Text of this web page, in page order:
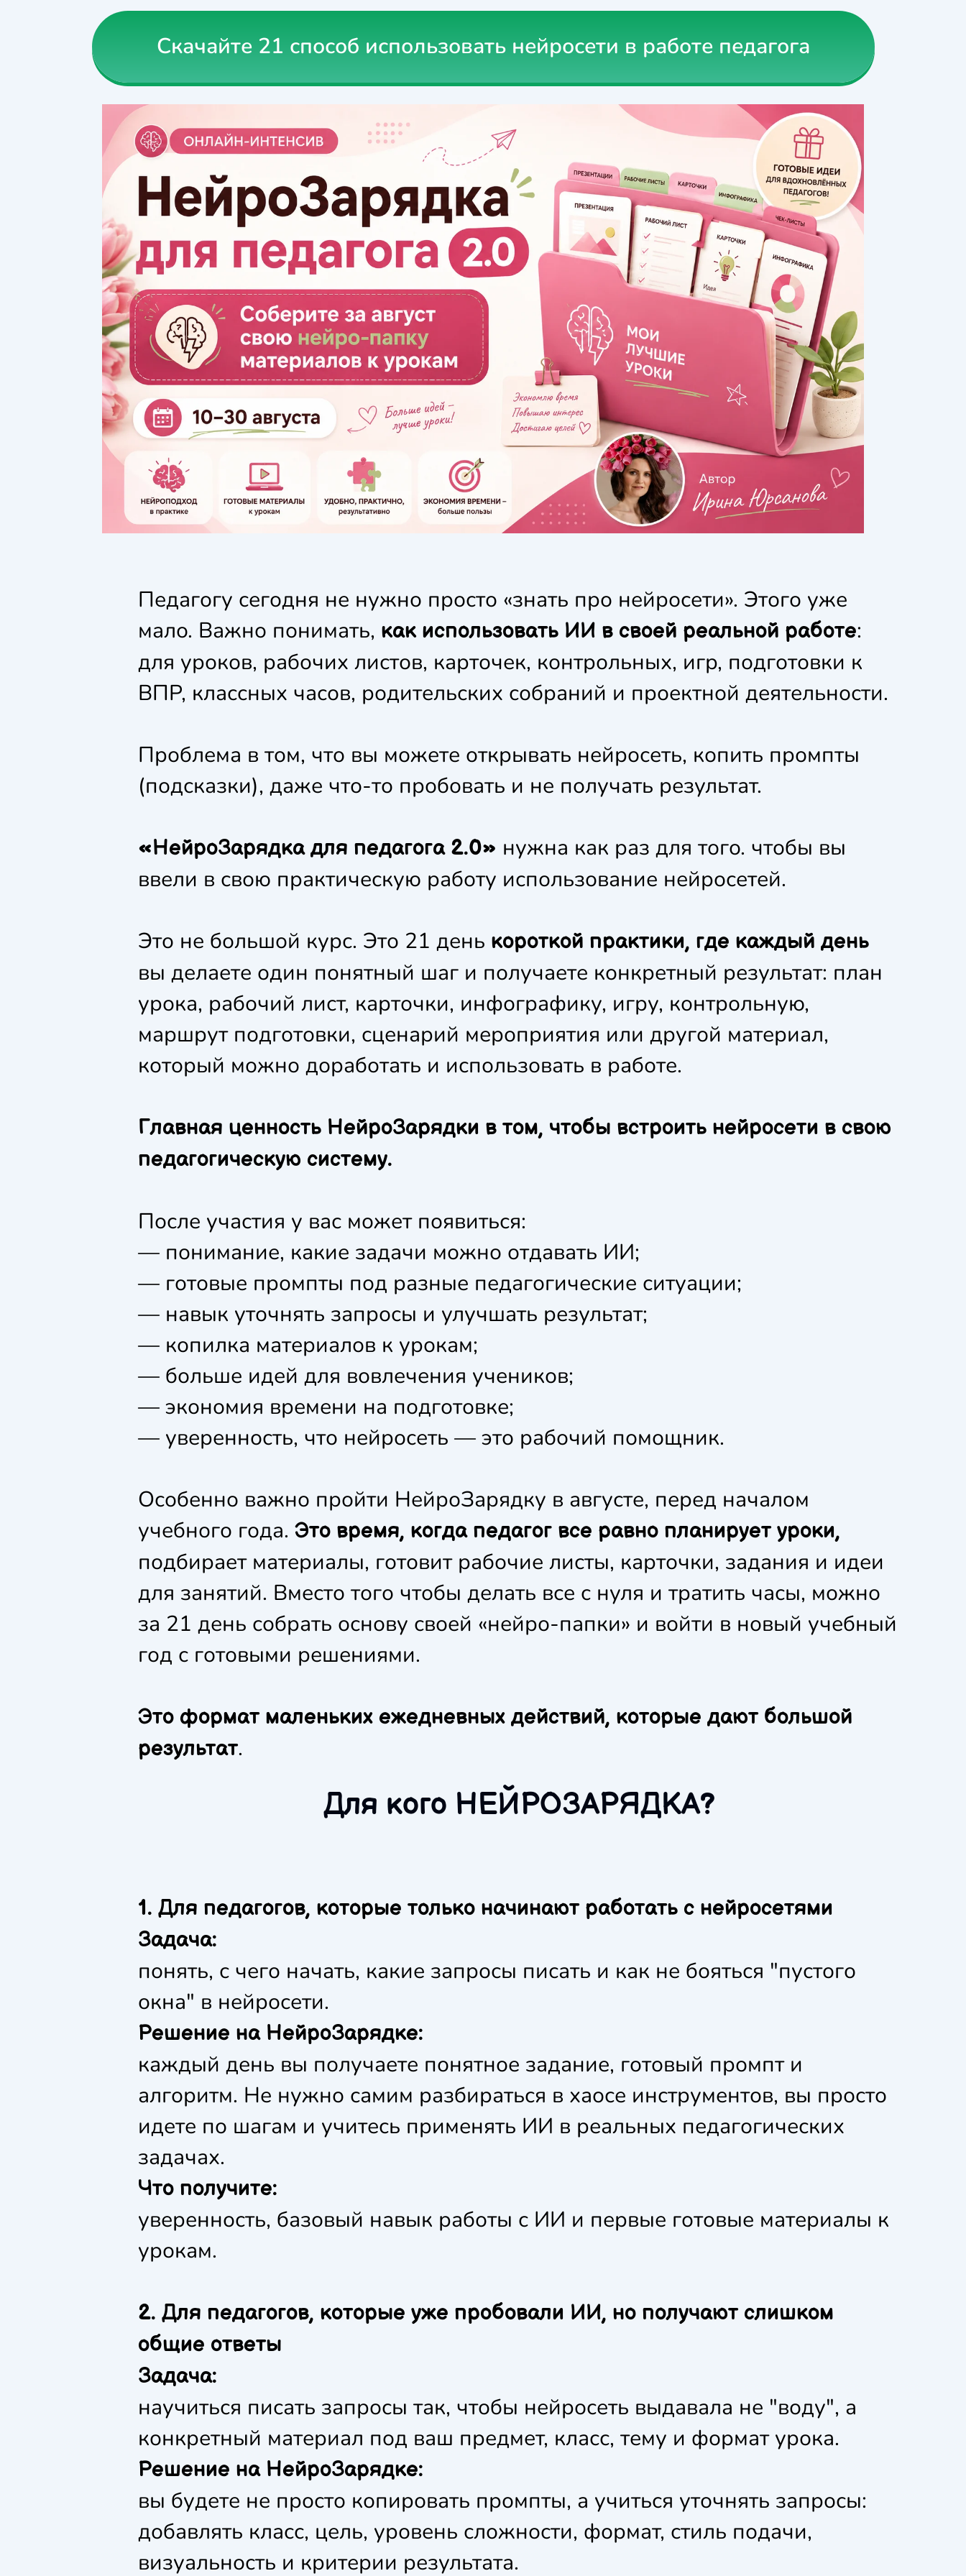
Скачайте 21 способ использовать нейросети в работе педагога
Педагогу сегодня не нужно просто «знать про нейросети». Этого уже
мало. Важно понимать, как использовать ИИ в своей реальной работе:
для уроков, рабочих листов, карточек, контрольных, игр, подготовки к
ВПР, классных часов, родительских собраний и проектной деятельности.
Проблема в том, что вы можете открывать нейросеть, копить промпты
(подсказки), даже что-то пробовать и не получать результат.
«НейроЗарядка для педагога 2.0» нужна как раз для того. чтобы вы
ввели в свою практическую работу использование нейросетей.
Это не большой курс. Это 21 день короткой практики, где каждый день
вы делаете один понятный шаг и получаете конкретный результат: план
урока, рабочий лист, карточки, инфографику, игру, контрольную,
маршрут подготовки, сценарий мероприятия или другой материал,
который можно доработать и использовать в работе.
Главная ценность НейроЗарядки в том, чтобы встроить нейросети в свою
педагогическую систему.
После участия у вас может появиться:
— понимание, какие задачи можно отдавать ИИ;
— готовые промпты под разные педагогические ситуации;
— навык уточнять запросы и улучшать результат;
— копилка материалов к урокам;
— больше идей для вовлечения учеников;
— экономия времени на подготовке;
— уверенность, что нейросеть — это рабочий помощник.
Особенно важно пройти НейроЗарядку в августе, перед началом
учебного года. Это время, когда педагог все равно планирует уроки,
подбирает материалы, готовит рабочие листы, карточки, задания и идеи
для занятий. Вместо того чтобы делать все с нуля и тратить часы, можно
за 21 день собрать основу своей «нейро-папки» и войти в новый учебный
год с готовыми решениями.
Это формат маленьких ежедневных действий, которые дают большой
результат.
Для кого НЕЙРОЗАРЯДКА?
1. Для педагогов, которые только начинают работать с нейросетями
Задача:
понять, с чего начать, какие запросы писать и как не бояться "пустого
окна" в нейросети.
Решение на НейроЗарядке:
каждый день вы получаете понятное задание, готовый промпт и
алгоритм. Не нужно самим разбираться в хаосе инструментов, вы просто
идете по шагам и учитесь применять ИИ в реальных педагогических
задачах.
Что получите:
уверенность, базовый навык работы с ИИ и первые готовые материалы к
урокам.
2. Для педагогов, которые уже пробовали ИИ, но получают слишком
общие ответы
Задача:
научиться писать запросы так, чтобы нейросеть выдавала не "воду", а
конкретный материал под ваш предмет, класс, тему и формат урока.
Решение на НейроЗарядке:
вы будете не просто копировать промпты, а учиться уточнять запросы:
добавлять класс, цель, уровень сложности, формат, стиль подачи,
визуальность и критерии результата.